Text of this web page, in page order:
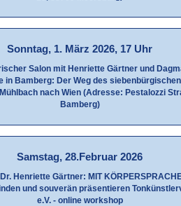
Sonntag, 1. März 2026, 17 Uhr
Salon mit Henriette Gärtner und
in Bamberg: Der Weg des
nach Wien (Adresse: Pestalozzi
Bamberg)
Samstag, 28.Februar 2026
Henriette Gärtner: MIT
und souverän präsentieren
e.V. - online workshop